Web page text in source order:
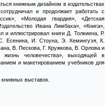
книжным дизайном в издательствах
и продолжает работать с
«Молодая гвардия», «Детская
Ивана Лимбаха», «Книга»,
иллюстрировал книги Д. Толкиена, Р.
Есенина, И. Стоуна, Э. Хемингуэя, К.
В. Пескова, Г. Кружкова, В. Орлова и
жизнь человечества», выходящей в
и макетированием учебников для
выставок.